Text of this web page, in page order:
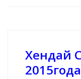
Хендай
2015года